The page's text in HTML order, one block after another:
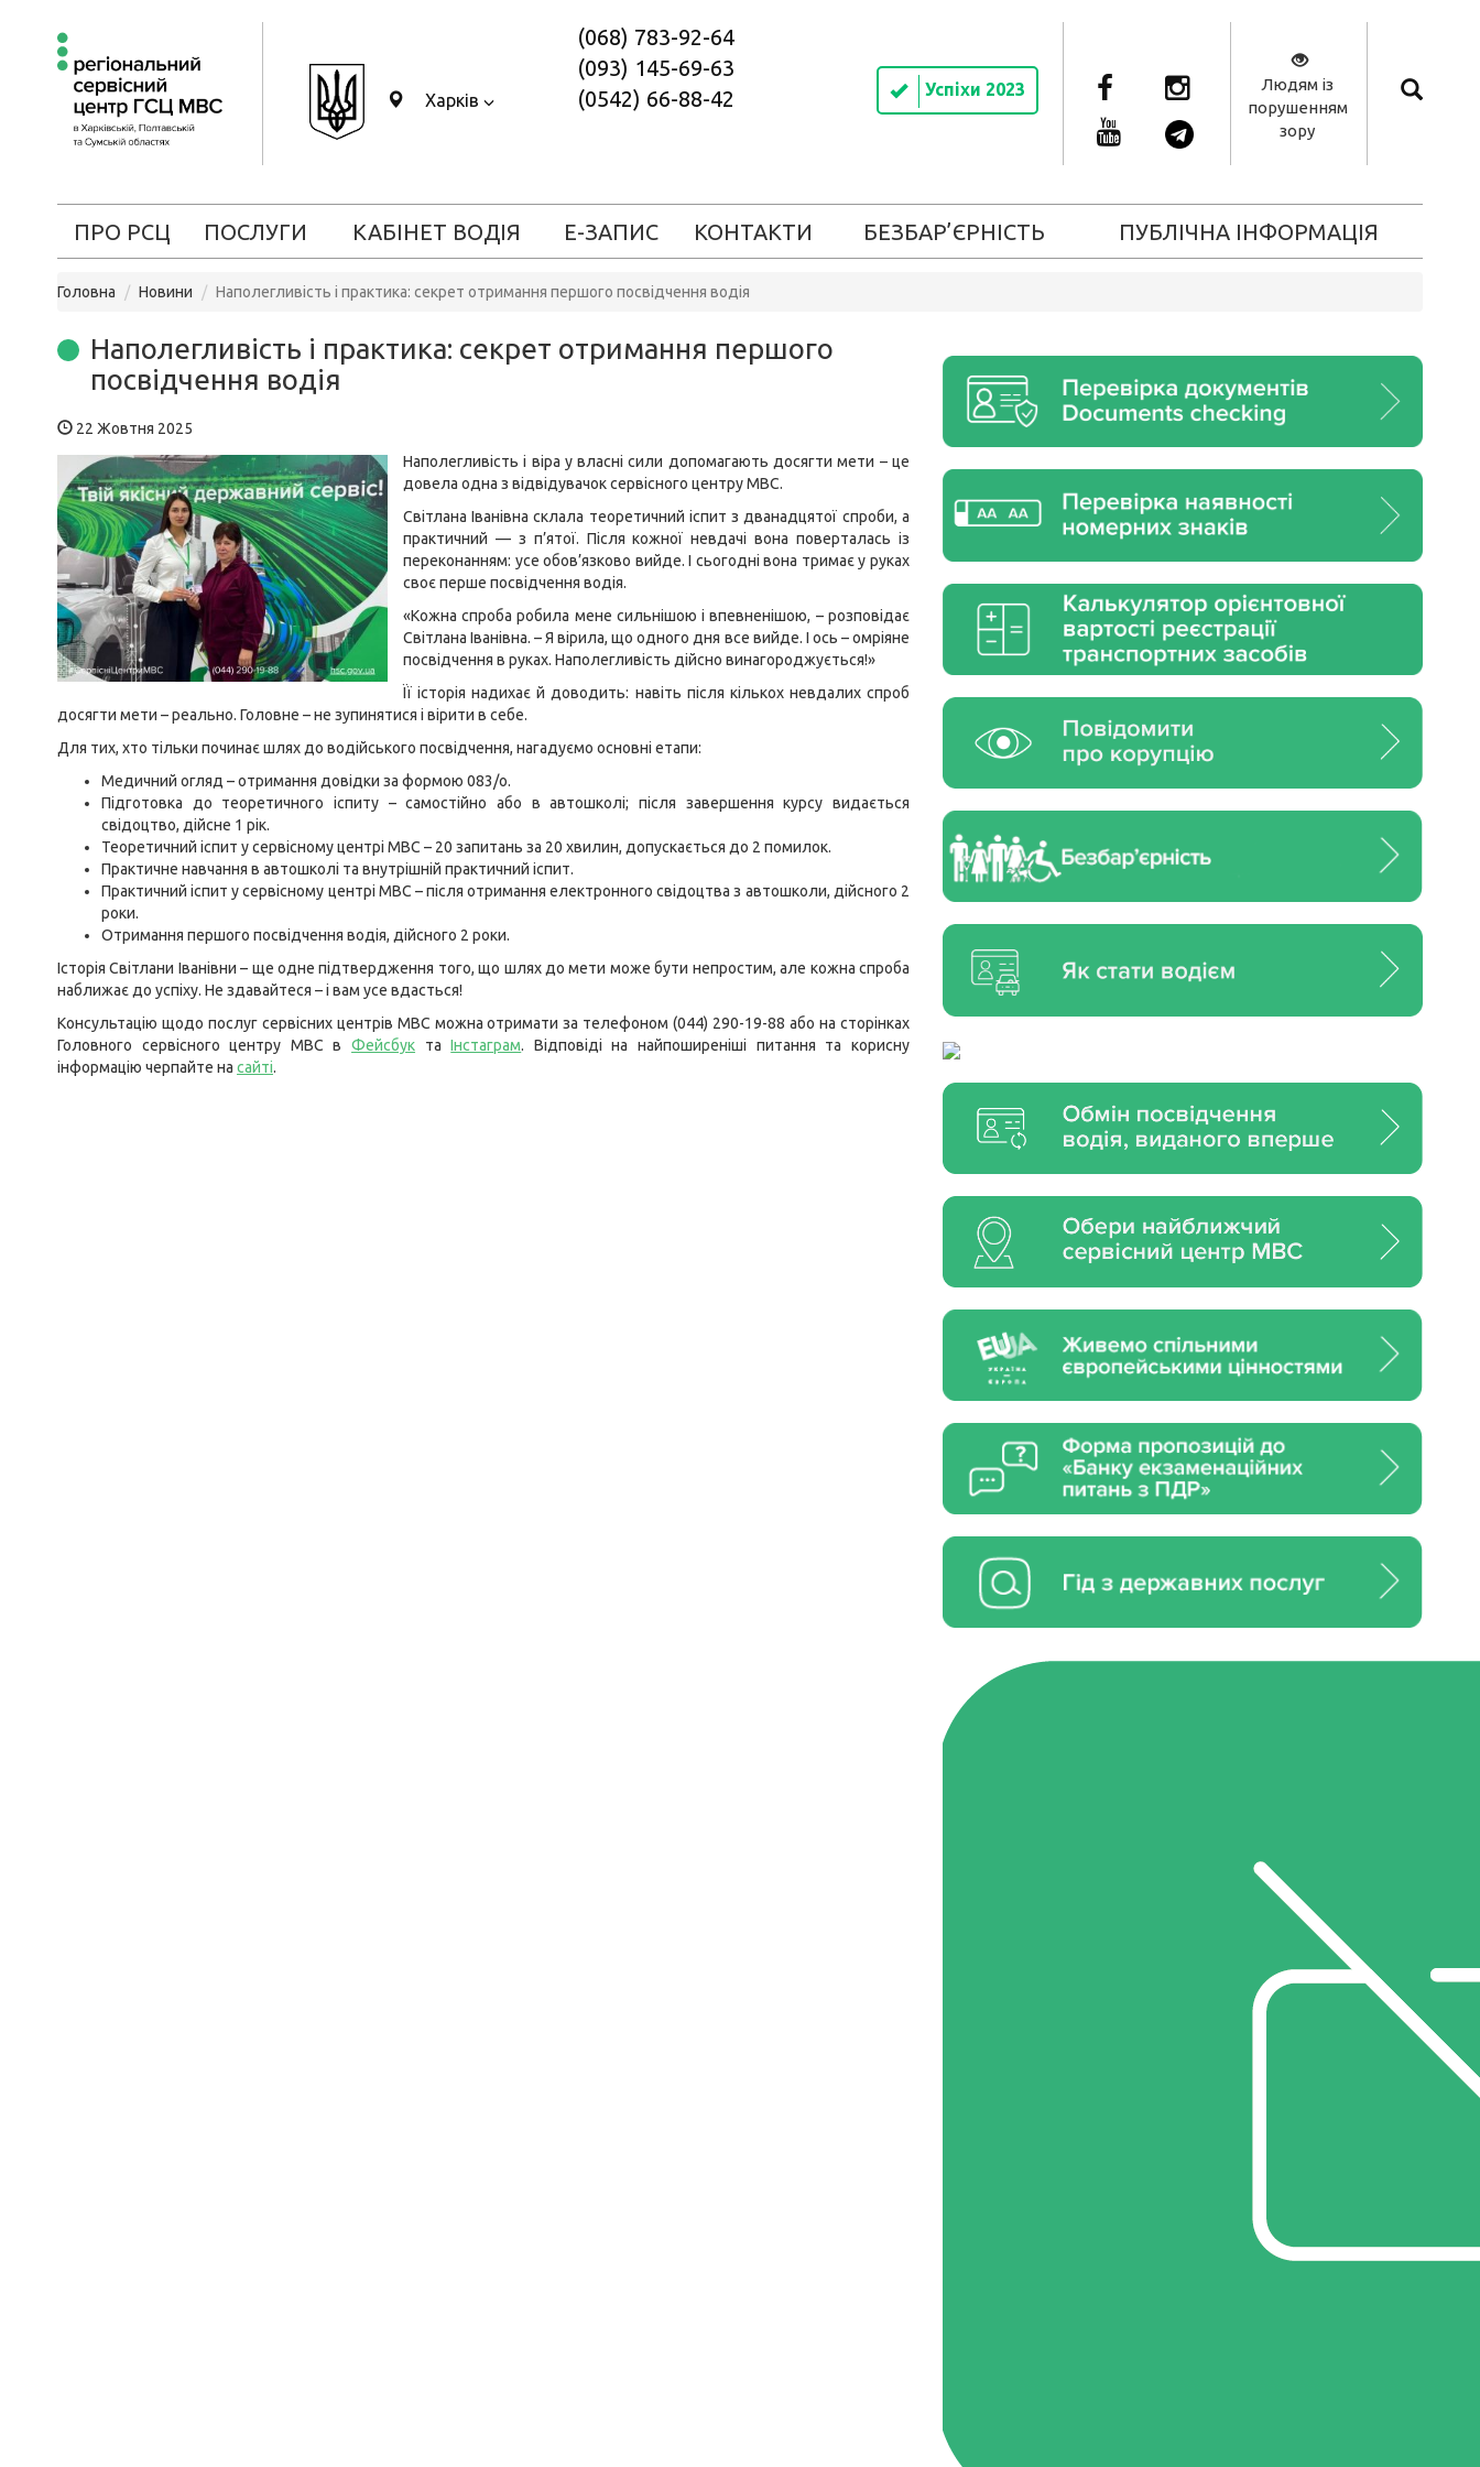
Харків
(068) 783-92-64
(093) 145-69-63
(0542) 66-88-42
Успіхи 2023
Людям із
порушенням
зору
ПРО РСЦ ПОСЛУГИ КАБІНЕТ ВОДІЯ Е-ЗАПИС КОНТАКТИ БЕЗБАР’ЄРНІСТЬ ПУБЛІЧНА ІНФОРМАЦІЯ
Головна Новини Наполегливість і практика: секрет отримання першого посвідчення водія
Наполегливість і практика: секрет отримання першого
посвідчення водія
22 Жовтня 2025
Наполегливість і віра у власні сили допомагають досягти мети – це
довела одна з відвідувачок сервісного центру МВС.
Світлана Іванівна склала теоретичний іспит з дванадцятої спроби, а
практичний — з п’ятої. Після кожної невдачі вона поверталась із
переконанням: усе обов’язково вийде. І сьогодні вона тримає у руках
своє перше посвідчення водія.
«Кожна спроба робила мене сильнішою і впевненішою, – розповідає
Світлана Іванівна. – Я вірила, що одного дня все вийде. І ось – омріяне
посвідчення в руках. Наполегливість дійсно винагороджується!»
Її історія надихає й доводить: навіть після кількох невдалих спроб
досягти мети – реально. Головне – не зупинятися і вірити в себе.
Для тих, хто тільки починає шлях до водійського посвідчення, нагадуємо основні етапи:
Медичний огляд – отримання довідки за формою 083/о.
Підготовка до теоретичного іспиту – самостійно або в автошколі; після завершення курсу видається
свідоцтво, дійсне 1 рік.
Теоретичний іспит у сервісному центрі МВС – 20 запитань за 20 хвилин, допускається до 2 помилок.
Практичне навчання в автошколі та внутрішній практичний іспит.
Практичний іспит у сервісному центрі МВС – після отримання електронного свідоцтва з автошколи, дійсного 2
роки.
Отримання першого посвідчення водія, дійсного 2 роки.
Історія Світлани Іванівни – ще одне підтвердження того, що шлях до мети може бути непростим, але кожна спроба
наближає до успіху. Не здавайтеся – і вам усе вдасться!
Консультацію щодо послуг сервісних центрів МВС можна отримати за телефоном (044) 290-19-88 або на сторінках
Головного сервісного центру МВС вФейсбук таІнстаграм. Відповіді на найпоширеніші питання та корисну
інформацію черпайте на сайті.